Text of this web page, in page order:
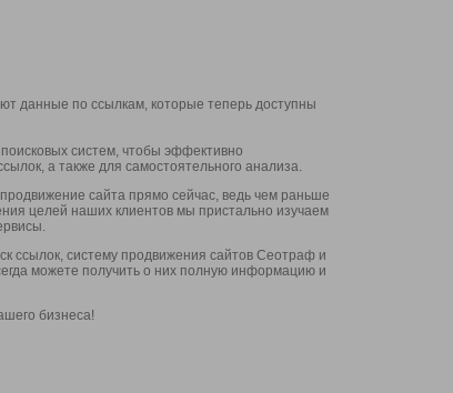
данные по ссылкам, которые теперь доступны
систем, чтобы эффективно
а также для самостоятельного анализа.
сайта прямо сейчас, ведь чем раньше
целей наших клиентов мы пристально изучаем
ссылок, систему продвижения сайтов Сеотраф и
можете получить о них полную информацию и
бизнеса!